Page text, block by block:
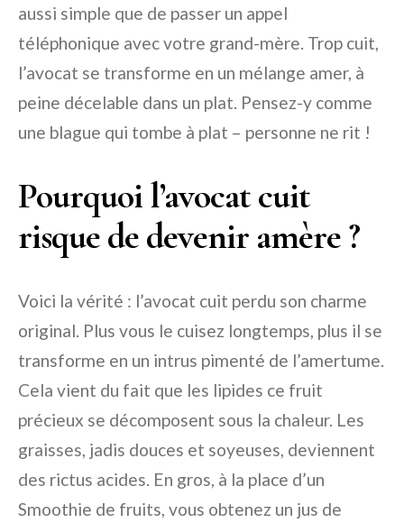
aussi simple que de passer un appel
téléphonique avec votre grand-mère. Trop cuit,
l’avocat se transforme en un mélange amer, à
peine décelable dans un plat. Pensez-y comme
une blague qui tombe à plat – personne ne rit !
Pourquoi l’avocat cuit
risque de devenir amère ?
Voici la vérité : l’avocat cuit perdu son charme
original. Plus vous le cuisez longtemps, plus il se
transforme en un intrus pimenté de l’amertume.
Cela vient du fait que les lipides ce fruit
précieux se décomposent sous la chaleur. Les
graisses, jadis douces et soyeuses, deviennent
des rictus acides. En gros, à la place d’un
Smoothie de fruits, vous obtenez un jus de